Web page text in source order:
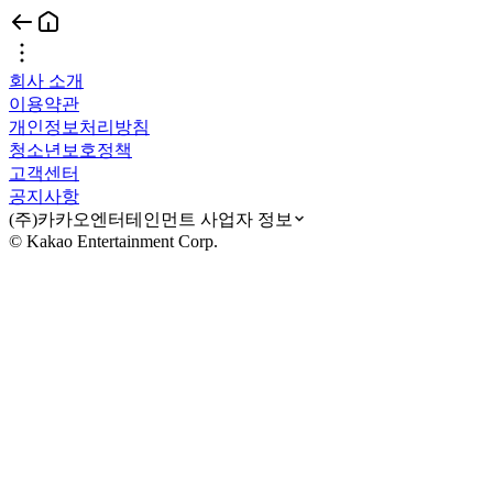
회사 소개
이용약관
개인정보처리방침
청소년보호정책
고객센터
공지사항
(주)카카오엔터테인먼트 사업자 정보
© Kakao Entertainment Corp.